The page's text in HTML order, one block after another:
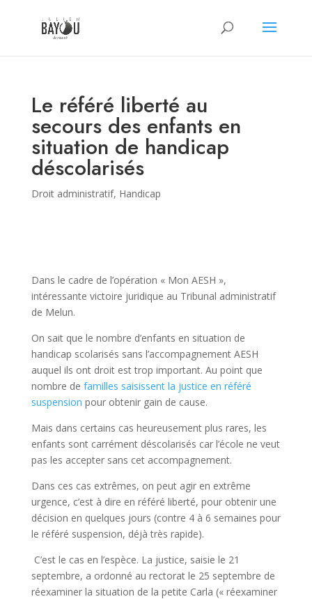
Le référé liberté au
secours des enfants en
situation de handicap
déscolarisés
Droit administratif, Handicap
Dans le cadre de l’opération « Mon AESH »,
intéressante victoire juridique au Tribunal administratif
de Melun.
On sait que le nombre d’enfants en situation de
handicap scolarisés sans l’accompagnement AESH
auquel ils ont droit est trop important. Au point que
nombre de familles saisissent la justice en référé
suspension pour obtenir gain de cause.
Mais dans certains cas heureusement plus rares, les
enfants sont carrément déscolarisés car l’école ne veut
pas les accepter sans cet accompagnement.
Dans ces cas extrêmes, on peut agir en extrême
urgence, c’est à dire en référé liberté, pour obtenir une
décision en quelques jours (contre 4 à 6 semaines pour
le référé suspension, déjà très rapide).
C’est le cas en l’espèce. La justice, saisie le 21
septembre, a ordonné au rectorat le 25 septembre de
réexaminer la situation de la petite Carla (« réexaminer